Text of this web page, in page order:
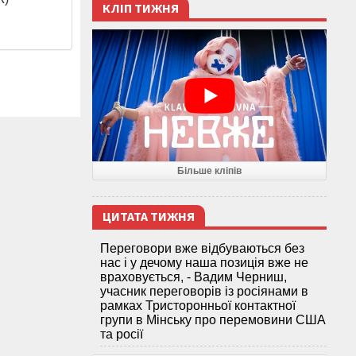
КЛІП ТИЖНЯ
Більше кліпів
ЦИТАТА ТИЖНЯ
Переговори вже відбуваються без
нас і у дечому наша позиція вже не
враховується, - Вадим Черниш,
учасник переговорів із росіянами в
рамках Тристоронньої контактної
групи в Мінську про перемовини США
та росії